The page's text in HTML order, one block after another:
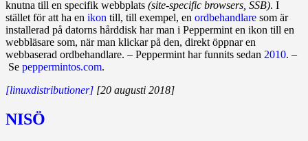
knutna till en specifik webbplats (site‑specific browsers, SSB). I
stället för att ha en ikon till, till exempel, en ordbehandlare som är
installerad på datorns hårddisk har man i Peppermint en ikon till en
webbläsare som, när man klickar på den, direkt öppnar en
webbaserad ordbehandlare. – Peppermint har funnits sedan 2010. –
Se peppermintos.com.
[linuxdistributioner] [20 augusti 2018]
NISÖ